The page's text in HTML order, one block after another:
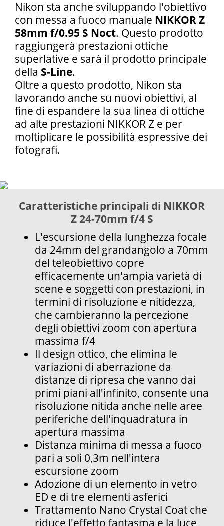
Nikon sta anche sviluppando l'obiettivo
con messa a fuoco manuale NIKKOR Z
58mm f/0.95 S Noct. Questo prodotto
raggiungerà prestazioni ottiche
superlative e sarà il prodotto principale
della S-Line.
Oltre a questo prodotto, Nikon sta
lavorando anche su nuovi obiettivi, al
fine di espandere la sua linea di ottiche
ad alte prestazioni NIKKOR Z e per
moltiplicare le possibilità espressive dei
fotografi.
Caratteristiche principali di NIKKOR
Z 24-70mm f/4 S
L'escursione della lunghezza focale
da 24mm del grandangolo a 70mm
del teleobiettivo copre
efficacemente un'ampia varietà di
scene e soggetti con prestazioni, in
termini di risoluzione e nitidezza,
che cambieranno la percezione
degli obiettivi zoom con apertura
massima f/4
Il design ottico, che elimina le
variazioni di aberrazione da
distanze di ripresa che vanno dai
primi piani all'infinito, consente una
risoluzione nitida anche nelle aree
periferiche dell'inquadratura in
apertura massima
Distanza minima di messa a fuoco
pari a soli 0,3m nell'intera
escursione zoom
Adozione di un elemento in vetro
ED e di tre elementi asferici
Trattamento Nano Crystal Coat che
riduce l'effetto fantasma e la luce